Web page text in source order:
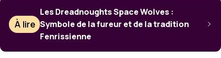
À lire
Les Dreadnoughts Space Wolves :
Symbole de la fureur et de la tradition
Fenrissienne